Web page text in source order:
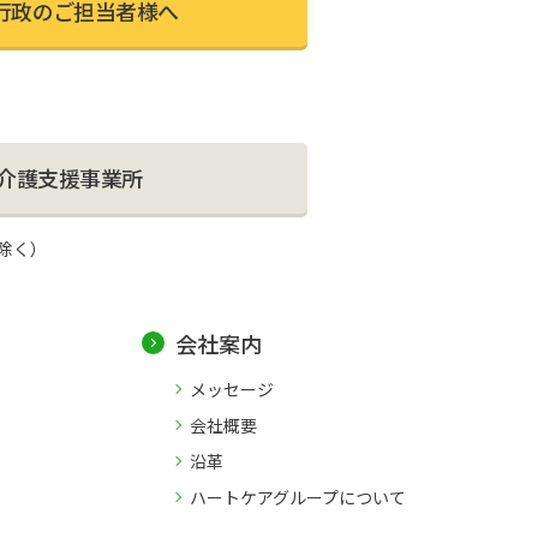
政のご担当者様へ
護⽀援事業所
）
会社案内
メッセージ
会社概要
沿革
ハートケアグループについて